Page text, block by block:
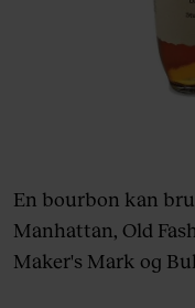
En bourbon kan
Manhattan, Old
Maker's Mark og